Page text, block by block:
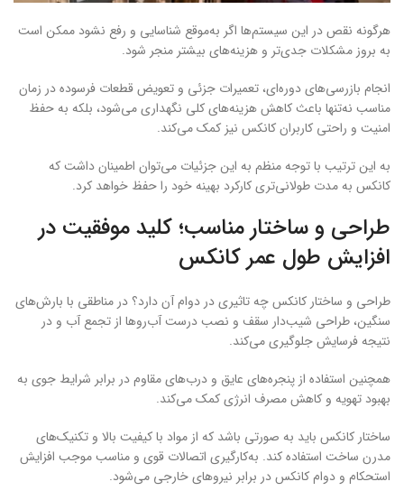
هرگونه نقص در این سیستم‌ها اگر به‌موقع شناسایی و رفع نشود ممکن است
به بروز مشکلات جدی‌تر و هزینه‌های بیشتر منجر شود.
انجام بازرسی‌های دوره‌ای، تعمیرات جزئی و تعویض قطعات فرسوده در زمان
مناسب نه‌تنها باعث کاهش هزینه‌های کلی نگهداری می‌شود، بلکه به حفظ
امنیت و راحتی کاربران کانکس نیز کمک می‌کند.
به این ترتیب با توجه منظم به این جزئیات می‌توان اطمینان داشت که
کانکس به مدت طولانی‌تری کارکرد بهینه خود را حفظ خواهد کرد.
طراحی و ساختار مناسب؛ کلید موفقیت در
افزایش طول عمر کانکس
طراحی و ساختار کانکس چه تاثیری در دوام آن دارد؟ در مناطقی با بارش‌های
سنگین، طراحی شیب‌دار سقف و نصب درست آب‌روها از تجمع آب و در
نتیجه فرسایش جلوگیری می‌کند.
همچنین استفاده از پنجره‌های عایق و درب‌های مقاوم در برابر شرایط جوی به
بهبود تهویه و کاهش مصرف انرژی کمک می‌کند.
ساختار کانکس باید به صورتی باشد که از مواد با کیفیت بالا و تکنیک‌های
مدرن ساخت استفاده کند. به‌کارگیری اتصالات قوی و مناسب موجب افزایش
استحکام و دوام کانکس در برابر نیروهای خارجی می‌شود.